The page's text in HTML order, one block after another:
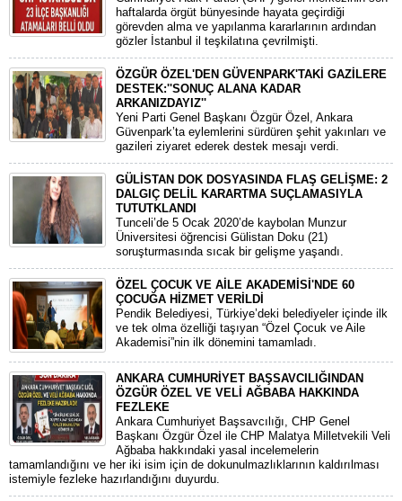
haftalarda örgüt bünyesinde hayata geçirdiği
görevden alma ve yapılanma kararlarının ardından
gözler İstanbul il teşkilatına çevrilmişti.
ÖZGÜR ÖZEL'DEN GÜVENPARK'TAKİ GAZİLERE
DESTEK:''SONUÇ ALANA KADAR
ARKANIZDAYIZ''
​Yeni Parti Genel Başkanı Özgür Özel, Ankara
Güvenpark’ta eylemlerini sürdüren şehit yakınları ve
gazileri ziyaret ederek destek mesajı verdi.
GÜLİSTAN DOK DOSYASINDA FLAŞ GELİŞME: 2
DALGIÇ DELİL KARARTMA SUÇLAMASIYLA
TUTUTKLANDI
​Tunceli’de 5 Ocak 2020’de kaybolan Munzur
Üniversitesi öğrencisi Gülistan Doku (21)
soruşturmasında sıcak bir gelişme yaşandı.
ÖZEL ÇOCUK VE AİLE AKADEMİSİ'NDE 60
ÇOCUĞA HİZMET VERİLDİ
Pendik Belediyesi, Türkiye’deki belediyeler içinde ilk
ve tek olma özelliği taşıyan “Özel Çocuk ve Aile
Akademisi”nin ilk dönemini tamamladı.
ANKARA CUMHURİYET BAŞSAVCILIĞINDAN
ÖZGÜR ÖZEL VE VELİ AĞBABA HAKKINDA
FEZLEKE
​Ankara Cumhuriyet Başsavcılığı, CHP Genel
Başkanı Özgür Özel ile CHP Malatya Milletvekili Veli
Ağbaba hakkındaki yasal incelemelerin
tamamlandığını ve her iki isim için de dokunulmazlıklarının kaldırılması
istemiyle fezleke hazırlandığını duyurdu.